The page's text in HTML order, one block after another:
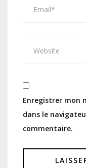
Enregistrer mon
dans le
commentaire.